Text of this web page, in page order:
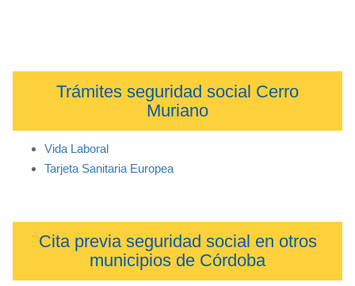
Trámites seguridad social Cerro
Muriano
Vida Laboral
Tarjeta Sanitaria Europea
Cita previa seguridad social en otros
municipios de Córdoba